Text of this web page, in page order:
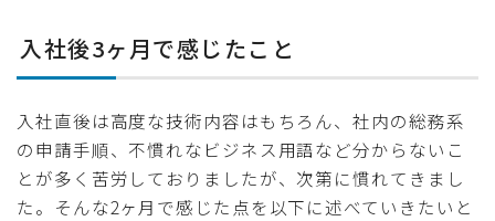
入社後3ヶ月で感じたこと
入社直後は高度な技術内容はもちろん、社内の総務系
の申請手順、不慣れなビジネス用語など分からないこ
とが多く苦労しておりましたが、次第に慣れてきまし
た。そんな2ヶ月で感じた点を以下に述べていきたいと